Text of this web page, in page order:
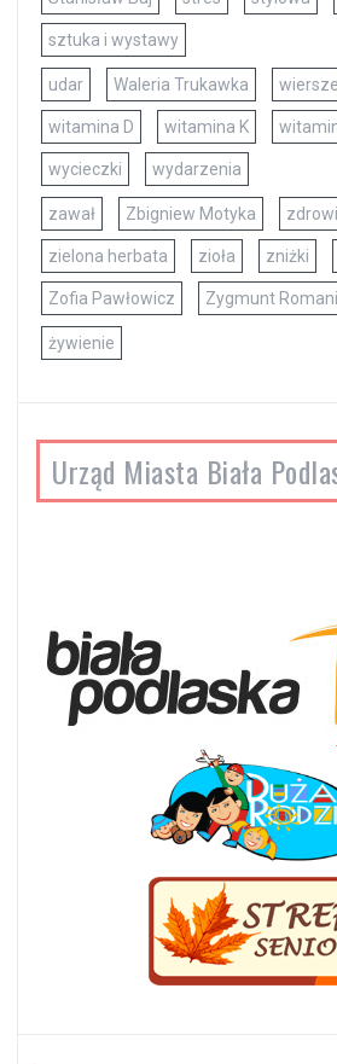
sztuka i wystawy
udar Waleria Trukawka wiersze
witamina D witamina K
wycieczki wydarzenia
zawał Zbigniew Motyka
zielona herbata zioła zniżki
Zofia Pawłowicz Zygmunt
żywienie
Urząd Miasta Biała